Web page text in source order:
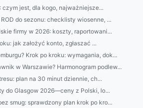
czym jest, dla kogo, najważniejsze...
do sezonu: checklisty wiosenne, ...
firmy w 2026: koszty, raportowani...
jak założyć konto, zgłaszać ...
Krok po kroku: wymagania, dok...
w Warszawie? Harmonogram podlew...
plan na 30 minut dziennie, ch...
do Glasgow 2026—ceny z Polski, lo...
smug: sprawdzony plan krok po kro...